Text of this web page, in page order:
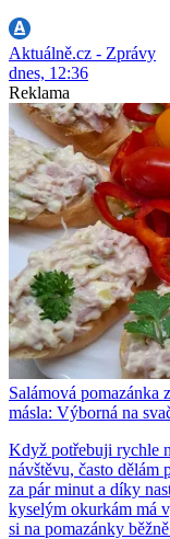
Aktuálně.cz - Zprávy
dnes, 12:36
Reklama
Salámová pomazánka
másla: Výborná na
Když potřebuji rychle
návštěvu, často dělám
za pár minut a díky
kyselým okurkám má
si na pomazánky